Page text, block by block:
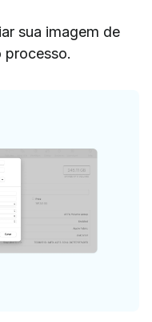
sua imagem de
processo.